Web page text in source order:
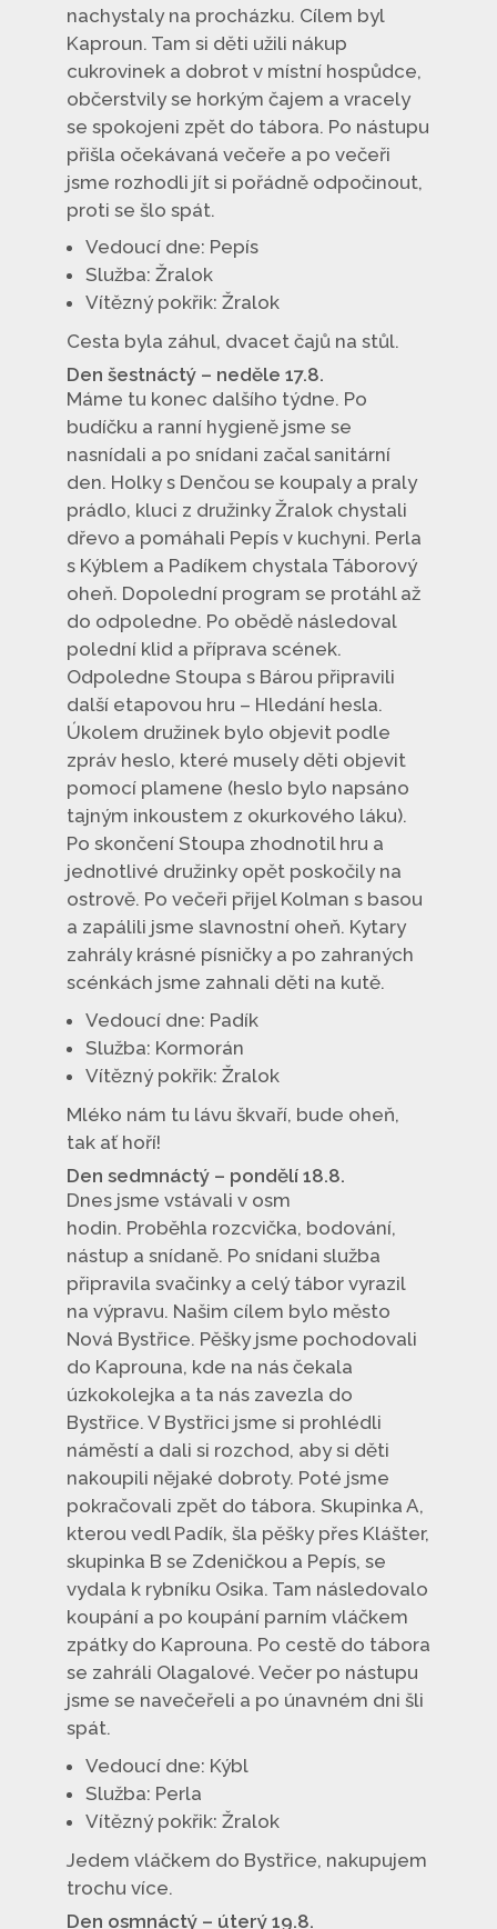
nachystaly na procházku. Cílem byl
Kaproun. Tam si děti užili nákup
cukrovinek a dobrot v místní hospůdce,
občerstvily se horkým čajem a vracely
se spokojeni zpět do tábora. Po nástupu
přišla očekávaná večeře a po večeři
jsme rozhodli jít si pořádně odpočinout,
proti se šlo spát.
Vedoucí dne: Pepís
Služba: Žralok
Vítězný pokřik: Žralok
Cesta byla záhul, dvacet čajů na stůl.
Den šestnáctý – neděle 17.8.
Máme tu konec dalšího týdne. Po
budíčku a ranní hygieně jsme se
nasnídali a po snídani začal sanitární
den. Holky s Denčou se koupaly a praly
prádlo, kluci z družinky Žralok chystali
dřevo a pomáhali Pepís v kuchyni. Perla
s Kýblem a Padíkem chystala Táborový
oheň. Dopolední program se protáhl až
do odpoledne. Po obědě následoval
polední klid a příprava scének.
Odpoledne Stoupa s Bárou připravili
další etapovou hru – Hledání hesla.
Úkolem družinek bylo objevit podle
zpráv heslo, které musely děti objevit
pomocí plamene (heslo bylo napsáno
tajným inkoustem z okurkového láku).
Po skončení Stoupa zhodnotil hru a
jednotlivé družinky opět poskočily na
ostrově. Po večeři přijel Kolman s basou
a zapálili jsme slavnostní oheň. Kytary
zahrály krásné písničky a po zahraných
scénkách jsme zahnali děti na kutě.
Vedoucí dne: Padík
Služba: Kormorán
Vítězný pokřik: Žralok
Mléko nám tu lávu škvaří, bude oheň,
tak ať hoří!
Den sedmnáctý – pondělí 18.8.
Dnes jsme vstávali v osm
hodin. Proběhla rozcvička, bodování,
nástup a snídaně. Po snídani služba
připravila svačinky a celý tábor vyrazil
na výpravu. Našim cílem bylo město
Nová Bystřice. Pěšky jsme pochodovali
do Kaprouna, kde na nás čekala
úzkokolejka a ta nás zavezla do
Bystřice. V Bystřici jsme si prohlédli
náměstí a dali si rozchod, aby si děti
nakoupili nějaké dobroty. Poté jsme
pokračovali zpět do tábora. Skupinka A,
kterou vedl Padík, šla pěšky přes Klášter,
skupinka B se Zdeničkou a Pepís, se
vydala k rybníku Osika. Tam následovalo
koupání a po koupání parním vláčkem
zpátky do Kaprouna. Po cestě do tábora
se zahráli Olagalové. Večer po nástupu
jsme se navečeřeli a po únavném dni šli
spát.
Vedoucí dne: Kýbl
Služba: Perla
Vítězný pokřik: Žralok
Jedem vláčkem do Bystřice, nakupujem
trochu více.
Den osmnáctý – úterý 19.8.